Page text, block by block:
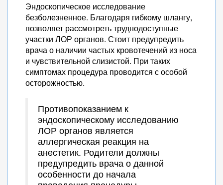
Эндоскопическое исследование
безболезненное. Благодаря гибкому шлангу,
позволяет рассмотреть труднодоступные
участки ЛОР органов. Стоит предупредить
врача о наличии частых кровотечений из носа
и чувствительной слизистой. При таких
симптомах процедура проводится с особой
осторожностью.
Противопоказанием к
эндоскопическому исследованию
ЛОР органов является
аллергическая реакция на
анестетик. Родители должны
предупредить врача о данной
особенности до начала